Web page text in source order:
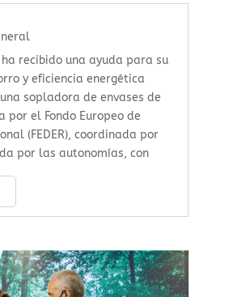
ha recibido una ayuda para su
y eficiencia energética
sopladora de envases de
por el Fondo Europeo de
(FEDER), coordinada por
por las autonomías, con